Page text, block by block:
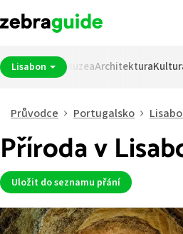
Lisabon
Noční život MuzeaArchitektura
Průvodce Portugalsko
Příroda v
Uložit do seznamu přání